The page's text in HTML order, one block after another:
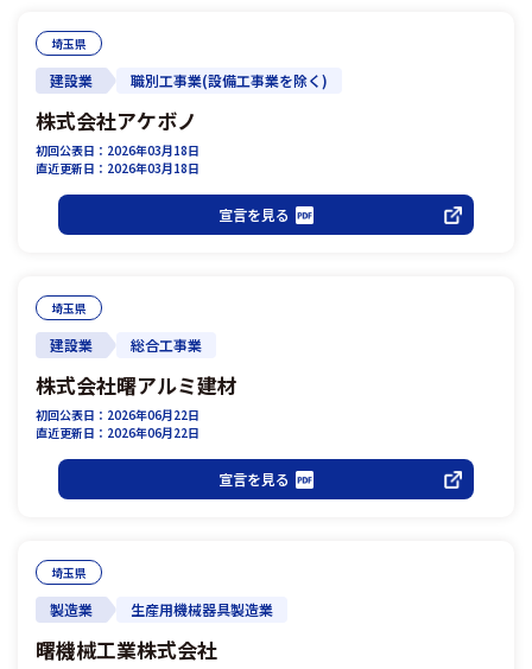
埼玉県
建設業 職別工事業(設備工事業を除く)
株式会社アケボノ
初回公表日：2026年03月18日
直近更新日：2026年03月18日
宣言を見る
埼玉県
建設業 総合工事業
株式会社曙アルミ建材
初回公表日：2026年06月22日
直近更新日：2026年06月22日
宣言を見る
埼玉県
製造業 生産用機械器具製造業
曙機械工業株式会社